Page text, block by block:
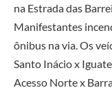
na Estrada das
Manifestantes
ônibus na via. Os
Santo Inácio x
Acesso Norte x